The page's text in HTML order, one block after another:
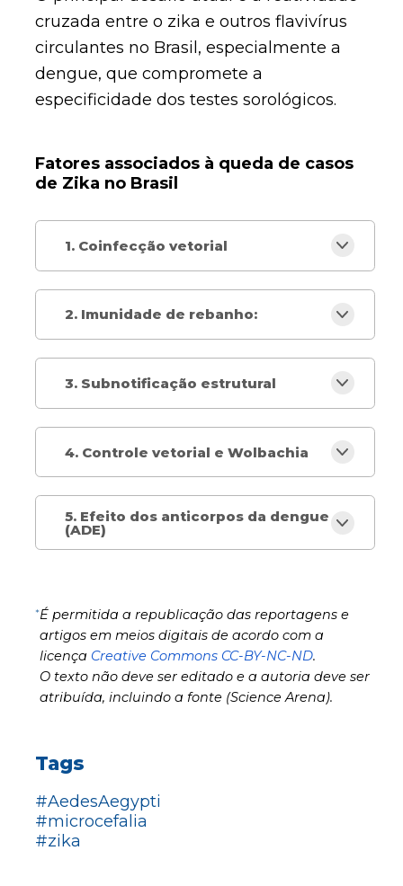
cruzada entre o zika e outros flavivírus
circulantes no Brasil, especialmente a
dengue, que compromete a
especificidade dos testes sorológicos.
Fatores associados à queda de casos
de Zika no Brasil
1. Coinfecção vetorial
2. Imunidade de rebanho:
3. Subnotificação estrutural
4. Controle vetorial e Wolbachia
5. Efeito dos anticorpos da dengue
(ADE)
*É permitida a republicação das reportagens e
artigos em meios digitais de acordo com a
licença Creative Commons CC-BY-NC-ND.
O texto não deve ser editado e a autoria deve ser
atribuída, incluindo a fonte (Science Arena).
Tags
#AedesAegypti
#microcefalia
#zika